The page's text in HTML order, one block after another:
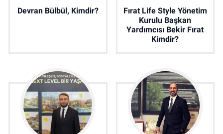
Devran Bülbül, Kimdir?
Fırat Life Style Yönetim
Kurulu Başkan
Yardımcısı Bekir Fırat
Kimdir?